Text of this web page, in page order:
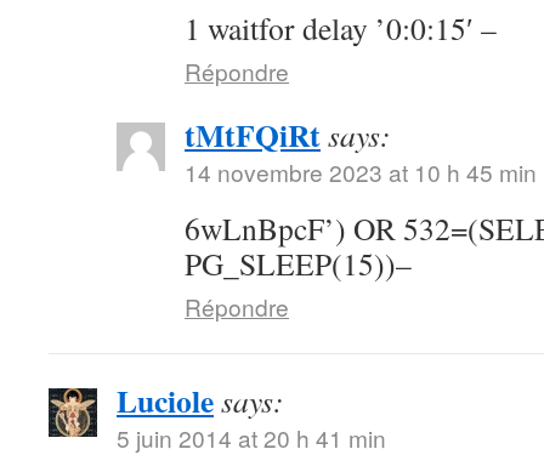
1 waitfor delay ’0:0:15′ –
Répondre
tMtFQiRtsays:
14 novembre 2023 at 10 h 45 min
6wLnBpcF’) OR
PG_SLEEP(15))–
Répondre
Luciolesays:
5 juin 2014 at 20 h 41 min